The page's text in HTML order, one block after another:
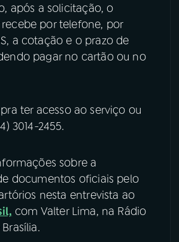
após a solicitação, o
por telefone, por
a cotação e o prazo de
pagar no cartão ou no
pra ter acesso ao serviço ou
3014-2455.
sobre a
documentos oficiais pelo
nesta entrevista ao
com Valter Lima, na Rádio